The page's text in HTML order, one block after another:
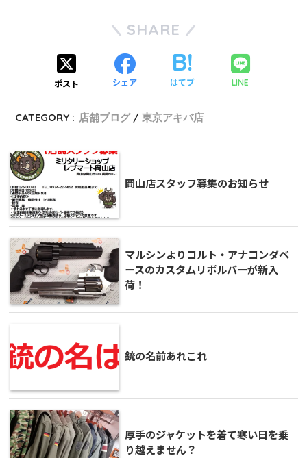
SHARE
ポスト シェア はてブ LINE
CATEGORY : 店舗ブログ 東京アキバ店
岡山店スタッフ募集のお知らせ
マルシンよりコルト・アナコンダベ
ースのカスタムリボルバーが新入
荷！
銃の名前あれこれ
厚手のジャケットを着て寒い日を乗
り越えません？